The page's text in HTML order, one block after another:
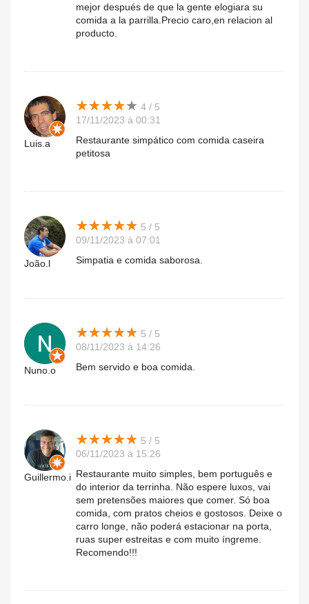
mejor después de que la gente elogiara su
comida a la parrilla.Precio caro,en relacion al
producto.
Luis.a
★★★★★
★★★★★ 4 / 5
17/11/2023 à 00:31
Restaurante simpático com comida caseira
petitosa
João.l
★★★★★
★★★★★ 5 / 5
09/11/2023 à 07:01
Simpatia e comida saborosa.
Nuno.o
★★★★★
★★★★★ 5 / 5
08/11/2023 à 14:26
Bem servido e boa comida.
Guillermo.i
★★★★★
★★★★★ 5 / 5
06/11/2023 à 15:26
Restaurante muito simples, bem português e
do interior da terrinha. Não espere luxos, vai
sem pretensões maiores que comer. Só boa
comida, com pratos cheios e gostosos. Deixe o
carro longe, não poderá estacionar na porta,
ruas super estreitas e com muito íngreme.
Recomendo!!!